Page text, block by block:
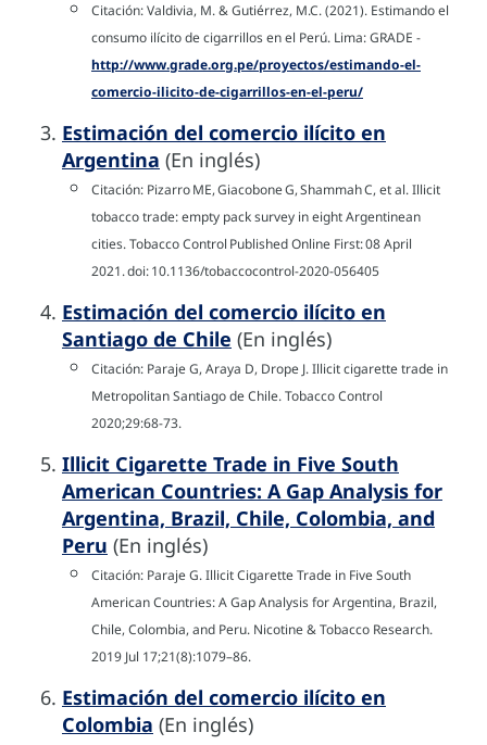
Citación: Valdivia, M. & Gutiérrez, M.C. (2021). Estimando el
consumo ilícito de cigarrillos en el Perú. Lima: GRADE -
http://www.grade.org.pe/proyectos/estimando-el-
comercio-ilicito-de-cigarrillos-en-el-peru/
Estimación del comercio ilícito en
Argentina (En inglés)
Citación: Pizarro ME, Giacobone G, Shammah C, et al. Illicit
tobacco trade: empty pack survey in eight Argentinean
cities. Tobacco Control Published Online First: 08 April
2021. doi: 10.1136/tobaccocontrol-2020-056405
Estimación del comercio ilícito en
Santiago de Chile (En inglés)
Citación: Paraje G, Araya D, Drope J. Illicit cigarette trade in
Metropolitan Santiago de Chile. Tobacco Control
2020;29:68-73.
Illicit Cigarette Trade in Five South
American Countries: A Gap Analysis for
Argentina, Brazil, Chile, Colombia, and
Peru (En inglés)
Citación: Paraje G. Illicit Cigarette Trade in Five South
American Countries: A Gap Analysis for Argentina, Brazil,
Chile, Colombia, and Peru. Nicotine & Tobacco Research.
2019 Jul 17;21(8):1079–86.
Estimación del comercio ilícito en
Colombia (En inglés)